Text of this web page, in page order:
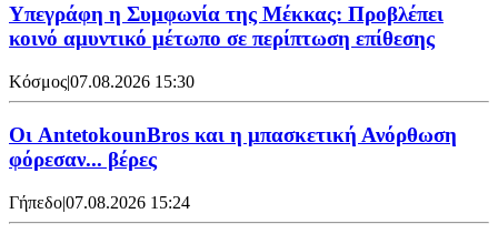
Υπεγράφη η Συμφωνία της Μέκκας: Προβλέπει
κοινό αμυντικό μέτωπο σε περίπτωση επίθεσης
Κόσμος|07.08.2026 15:30
Oι AntetokounBros και η μπασκετική Ανόρθωση
φόρεσαν... βέρες
Γήπεδο|07.08.2026 15:24